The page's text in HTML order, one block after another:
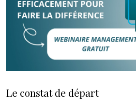
Le constat de départ